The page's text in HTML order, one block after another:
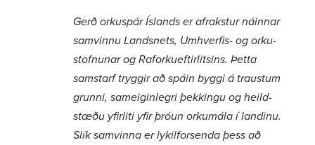
Gerð orku­spár Íslands er afrakstur náinnar
samvinnu Landsnets, Umhverfis- og orku­
stofn­unar og Raforku­eft­ir­lits­ins. Þetta
samstarf tryggir að spáin byggi á traustum
grunni, sameig­in­legri þekk­ingu og heild­
stæðu yfir­liti yfir þróun orku­mála í land­inu.
Slík samvinna er lykil­for­senda þess að